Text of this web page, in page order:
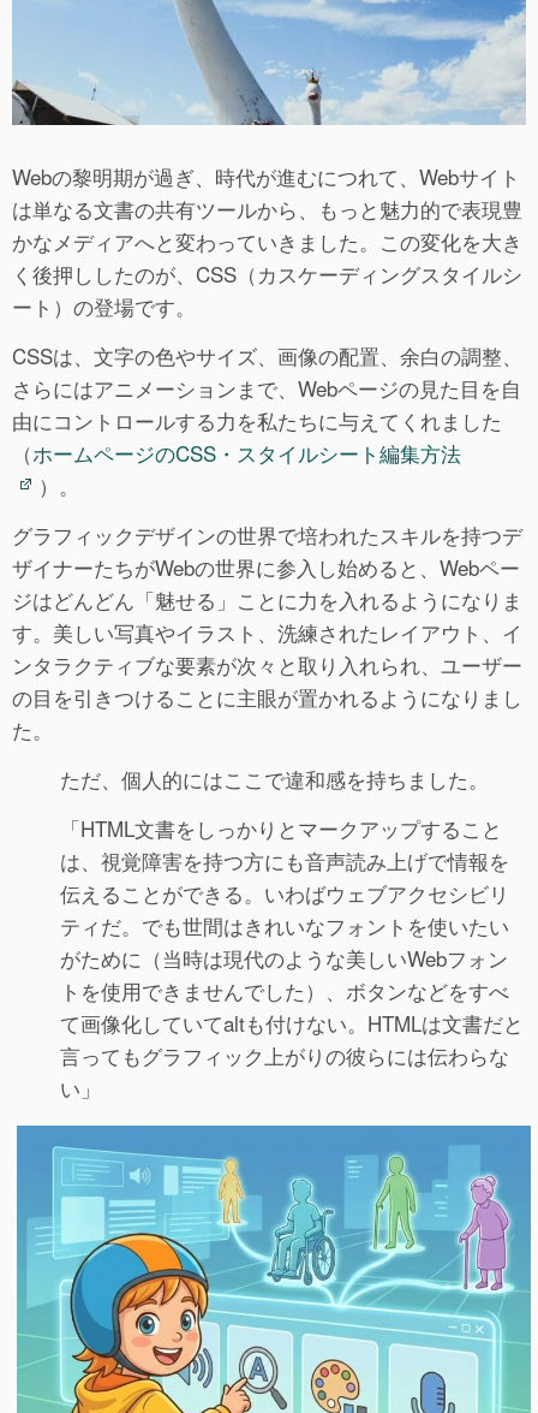
Webの黎明期が過ぎ、時代が進むにつれて、Webサイト
は単なる文書の共有ツールから、もっと魅力的で表現豊
かなメディアへと変わっていきました。この変化を大き
く後押ししたのが、CSS（カスケーディングスタイルシ
ート）の登場です。
CSSは、文字の色やサイズ、画像の配置、余白の調整、
さらにはアニメーションまで、Webページの見た目を自
由にコントロールする力を私たちに与えてくれました
（ホームページのCSS・スタイルシート編集方法
）。
グラフィックデザインの世界で培われたスキルを持つデ
ザイナーたちがWebの世界に参入し始めると、Webペー
ジはどんどん「魅せる」ことに力を入れるようになりま
す。美しい写真やイラスト、洗練されたレイアウト、イ
ンタラクティブな要素が次々と取り入れられ、ユーザー
の目を引きつけることに主眼が置かれるようになりまし
た。
ただ、個人的にはここで違和感を持ちました。
「HTML文書をしっかりとマークアップすること
は、視覚障害を持つ方にも音声読み上げで情報を
伝えることができる。いわばウェブアクセシビリ
ティだ。でも世間はきれいなフォントを使いたい
がために（当時は現代のような美しいWebフォン
トを使用できませんでした）、ボタンなどをすべ
て画像化していてaltも付けない。HTMLは文書だと
言ってもグラフィック上がりの彼らには伝わらな
い」